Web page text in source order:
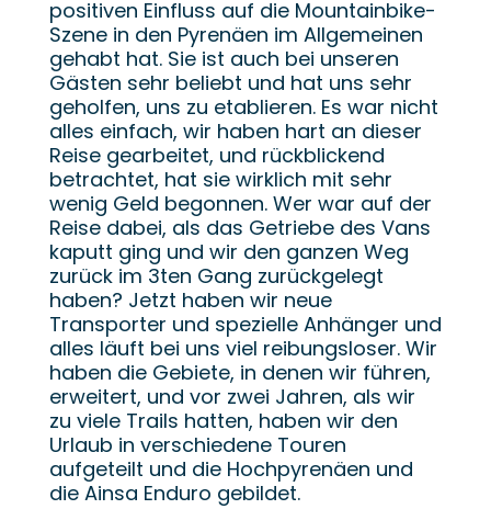
positiven Einfluss auf die Mountainbike-
Szene in den Pyrenäen im Allgemeinen
gehabt hat. Sie ist auch bei unseren
Gästen sehr beliebt und hat uns sehr
geholfen, uns zu etablieren. Es war nicht
alles einfach, wir haben hart an dieser
Reise gearbeitet, und rückblickend
betrachtet, hat sie wirklich mit sehr
wenig Geld begonnen. Wer war auf der
Reise dabei, als das Getriebe des Vans
kaputt ging und wir den ganzen Weg
zurück im 3ten Gang zurückgelegt
haben? Jetzt haben wir neue
Transporter und spezielle Anhänger und
alles läuft bei uns viel reibungsloser. Wir
haben die Gebiete, in denen wir führen,
erweitert, und vor zwei Jahren, als wir
zu viele Trails hatten, haben wir den
Urlaub in verschiedene Touren
aufgeteilt und die Hochpyrenäen und
die Ainsa Enduro gebildet.